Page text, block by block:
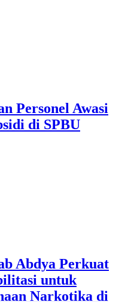
Personel Awasi
di SPBU
Abdya Perkuat
untuk
Narkotika di